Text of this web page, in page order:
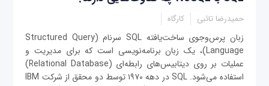
حمیدرضا تائبی کارگاه
زبان پرس‌وجوی ساخت‌یافته SQL سرنام (Structured Query
Language)، یک زبان برنامه‌نویسی است که برای مدیریت و
عملیات بر روی دیتابیس‌های رابطه‌ای (Relational Database)
استفاده می‌شود. SQL در دهه ۱۹۷۰ توسط دو محقق از شرکت IBM